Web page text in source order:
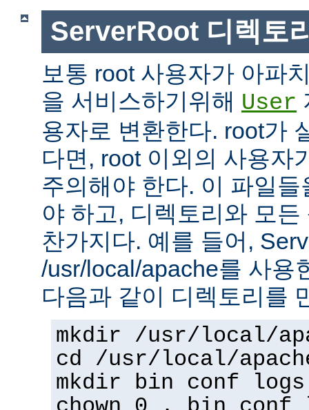
ServerRoot 디렉토
보통 root 사용자가 아파
을 서비스하기위해 User
용자로 변환한다. root가
다면, root 이외의 사용자
주의해야 한다. 이 파일
야 하고, 디렉토리와 모
찬가지다. 예를 들어,
/usr/local/apache를 사용
다음과 같이 디렉토리를
mkdir /usr/local/
cd /usr/local/
mkdir bin conf logs